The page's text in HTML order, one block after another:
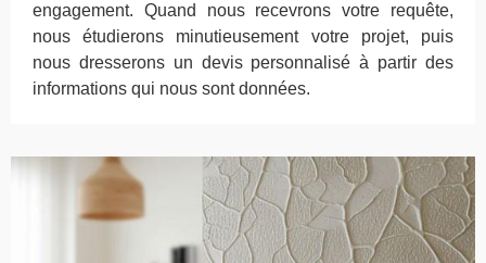
engagement. Quand nous recevrons votre requête,
nous étudierons minutieusement votre projet, puis
nous dresserons un devis personnalisé à partir des
informations qui nous sont données.